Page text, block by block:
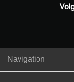
Navigation